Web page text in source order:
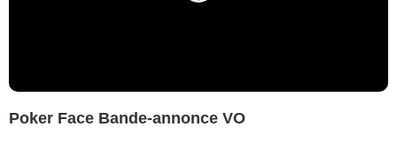
Poker Face Bande-annonce VO